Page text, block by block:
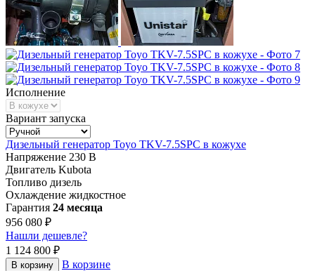
Исполнение
Вариант запуска
Дизельный генератор Toyo TKV-7.5SPC в кожухе
Напряжение 230 В
Двигатель Kubota
Топливо дизель
Охлаждение жидкостное
Гарантия 24 месяца
956 080 ₽
Нашли дешевле?
1 124 800 ₽
В корзину В корзине